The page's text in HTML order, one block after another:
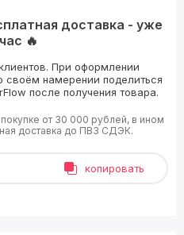
доставка - уже
🔥
При оформлении
намерении поделиться
после получения товара.
от 30 000 рублей, в ином
доставка до ПВЗ СДЭК.
копировать